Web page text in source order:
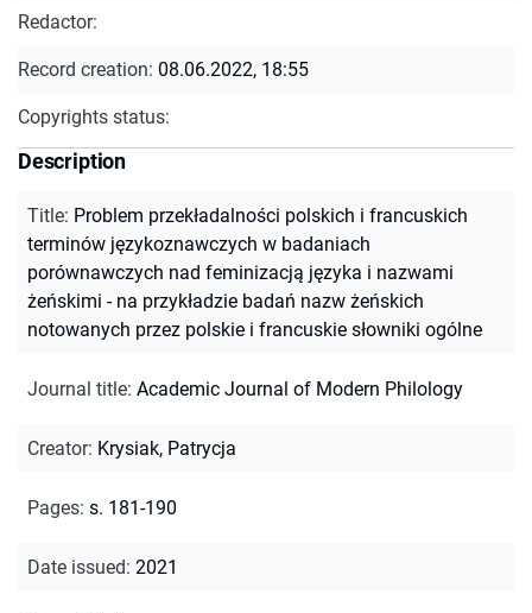
Redactor:
Record creation: 08.06.2022, 18:55
Copyrights status:
Description
Title: Problem przekładalności polskich i francuskich
terminów językoznawczych w badaniach
porównawczych nad feminizacją języka i nazwami
żeńskimi - na przykładzie badań nazw żeńskich
notowanych przez polskie i francuskie słowniki ogólne
Journal title: Academic Journal of Modern Philology
Creator: Krysiak, Patrycja
Pages: s. 181-190
Date issued: 2021